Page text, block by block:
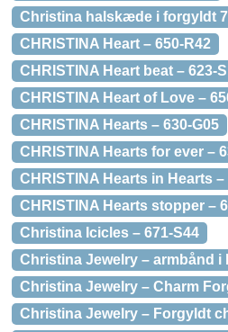
Christina halskæde i forgyldt
CHRISTINA Heart – 650-R42
CHRISTINA Heart beat – 623-
CHRISTINA Heart of Love –
CHRISTINA Hearts – 630-G05
CHRISTINA Hearts for ever –
CHRISTINA Hearts in Hearts –
CHRISTINA Hearts stopper –
Christina Icicles – 671-S44
Christina Jewelry – armbånd i
Christina Jewelry – Charm
Christina Jewelry – Forgyldt